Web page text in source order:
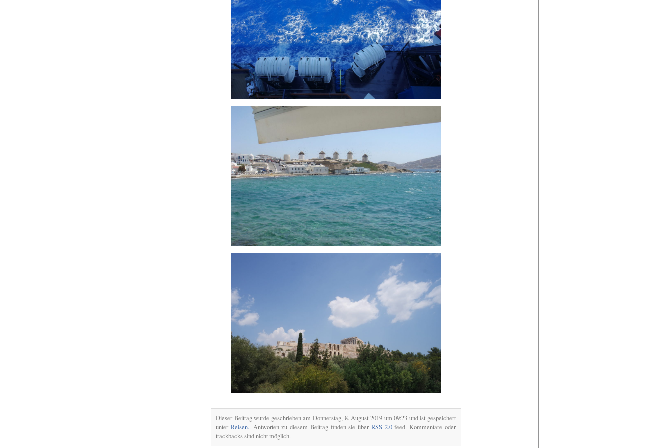
Dieser Beitrag wurde geschrieben am Donnerstag, 8. August 2019 um 09:23 und ist gespeichert
unter Reisen.. Antworten zu diesem Beitrag finden sie über RSS 2.0feed. Kommentare oder
trackbacks sind nicht möglich.